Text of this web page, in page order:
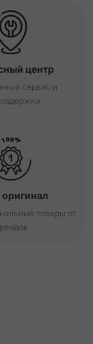
центр
сервис и
оригинал
товары от